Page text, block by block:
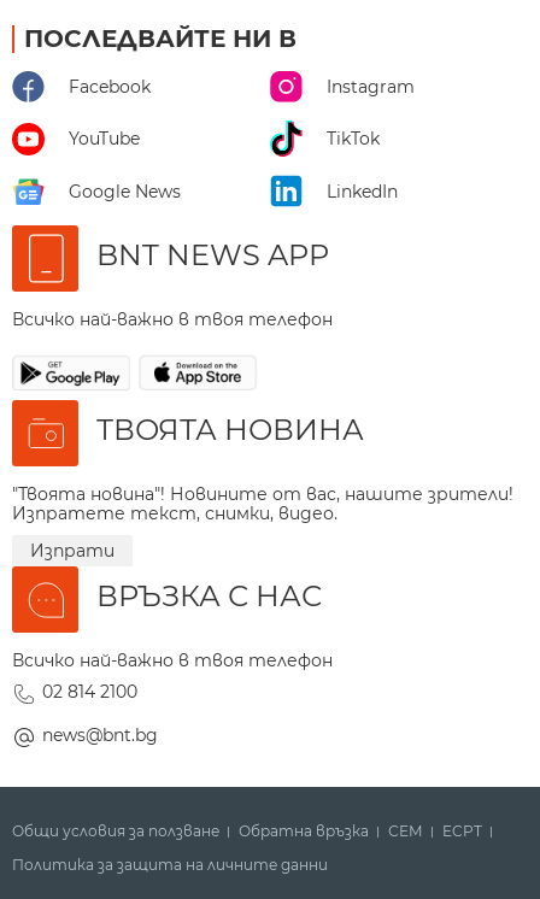
ПОСЛЕДВАЙТЕ НИ В
Facebook Instagram
YouTube TikTok
Google News LinkedIn
BNT NEWS APP
Всичко най-важно в твоя телефон
ТВОЯТА НОВИНА
"Твоята новина"! Новините от вас, нашите зрители!
Изпратете текст, снимки, видео.
Изпрати
ВРЪЗКА С НАС
Всичко най-важно в твоя телефон
02 814 2100
news@bnt.bg
Общи условия за ползване Обратна връзка СЕМ
ECPT
Политика за защита на личните данни